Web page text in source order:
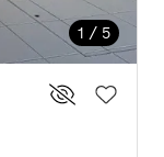
1 / 5